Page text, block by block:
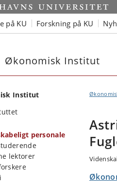
på KU Forskning på KU
Økonomisk Institut
Institut
personale
lektorer